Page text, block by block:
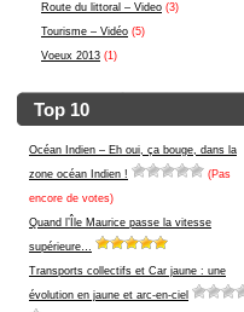
Route du littoral – Video (3)
Tourisme – Vidéo (5)
Voeux 2013 (1)
Top 10
Océan Indien – Eh oui, ça bouge, dans la
zone océan Indien !
(Pas
encore de votes)
Quand l’Île Maurice passe la vitesse
supérieure…
Transports collectifs et Car jaune : une
évolution en jaune et arc-en-ciel